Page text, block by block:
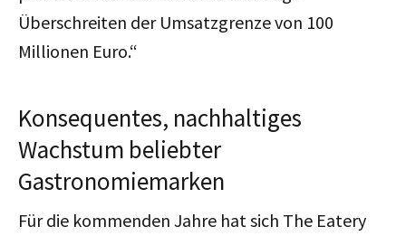
Überschreiten der Umsatzgrenze von 100
Millionen Euro.“
Konsequentes, nachhaltiges
Wachstum beliebter
Gastronomiemarken
Für die kommenden Jahre hat sich The Eatery